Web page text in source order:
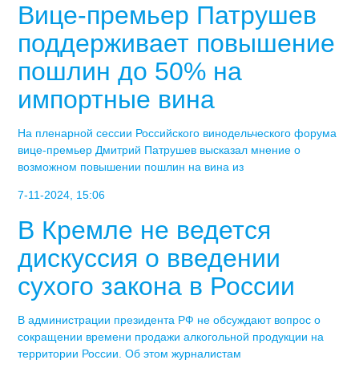
Вице-премьер Патрушев
поддерживает повышение
пошлин до 50% на
импортные вина
На пленарной сессии Российского винодельческого форума
вице-премьер Дмитрий Патрушев высказал мнение о
возможном повышении пошлин на вина из
7-11-2024, 15:06
В Кремле не ведется
дискуссия о введении
сухого закона в России
В администрации президента РФ не обсуждают вопрос о
сокращении времени продажи алкогольной продукции на
территории России. Об этом журналистам